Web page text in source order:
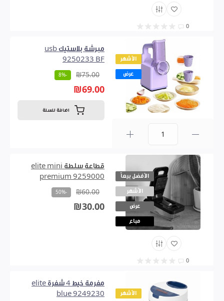
0
الأشهر
عرض
مبرشة بلاستيك usb
9250233 BF
₪75.00
-8%
₪69.00
اضافة للسلة
الأفضل بيعاً
الأشهر
عرض
مباع
0
قطاعة سلطة elite mini
premium 9259000
₪60.00
-50%
₪30.00
الأشهر
مفرمة خيط 4 شفرة elite
blue 9249230